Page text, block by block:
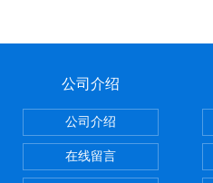
公司介绍
公司介绍
在线留言